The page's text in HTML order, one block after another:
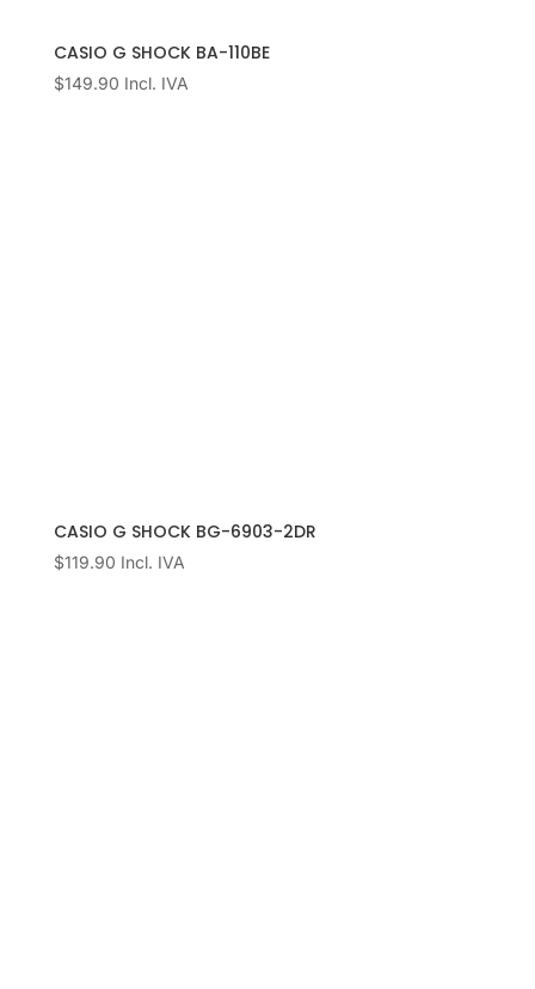
CASIO G SHOCK BA-110BE
$149.90 Incl. IVA
CASIO G SHOCK BG-6903-2DR
$119.90 Incl. IVA